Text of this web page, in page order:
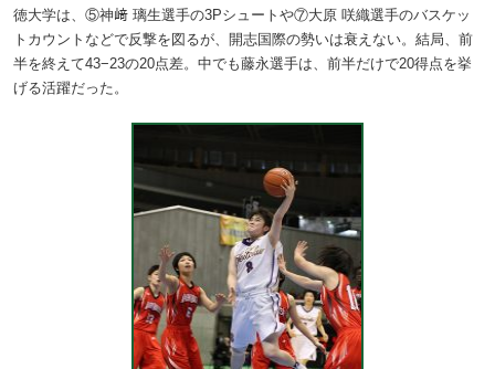
徳大学は、⑤神﨑 璃生選手の3Pシュートや⑦大原 咲織選手のバスケッ
トカウントなどで反撃を図るが、開志国際の勢いは衰えない。結局、前
半を終えて43−23の20点差。中でも藤永選手は、前半だけで20得点を挙
げる活躍だった。